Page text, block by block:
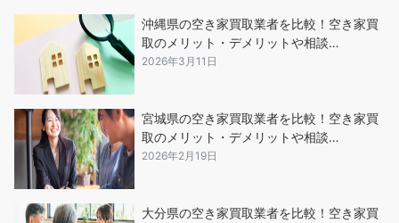
沖縄県の空き家買取業者を比較！空き家買
取のメリット・デメリットや相談…
2026年3月11日
宮城県の空き家買取業者を比較！空き家買
取のメリット・デメリットや相談…
2026年2月19日
大分県の空き家買取業者を比較！空き家買